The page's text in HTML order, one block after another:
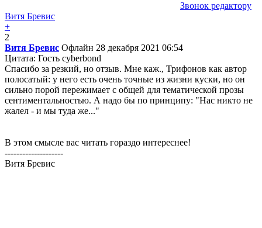
Звонок редактору
Витя Бревис
+
2
Витя Бревис Офлайн 28 декабря 2021 06:54
Цитата: Гость cyberbond
Спасибо за резкий, но отзыв. Мне каж., Трифонов как автор
полосатый: у него есть очень точные из жизни куски, но он
сильно порой пережимает с общей для тематической прозы
сентиментальностью. А надо бы по принципу: "Нас никто не
жалел - и мы туда же..."
В этом смысле вас читать гораздо интереснее!
--------------------
Витя Бревис